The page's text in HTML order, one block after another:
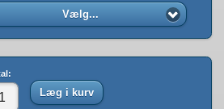
Vælg...
Læg i kurv